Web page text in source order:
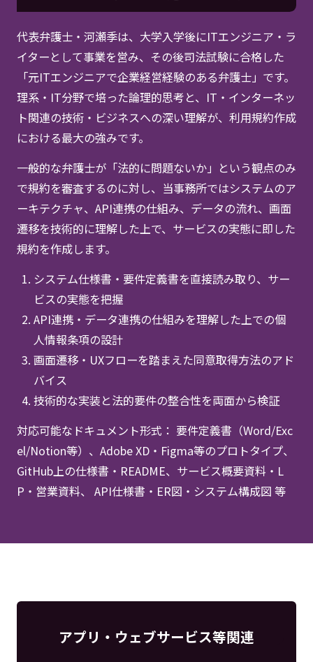
代表弁護士・河瀬季は、大学入学後にITエンジニア・ラ
イターとして事業を営み、その後司法試験に合格した
「元ITエンジニアで企業経営経験のある弁護士」です。
理系・IT分野で培った論理的思考と、IT・インターネッ
ト関連の技術・ビジネスへの深い理解が、利用規約作成
における最大の強みです。
一般的な弁護士が「法的に問題ないか」という観点のみ
で規約を審査するのに対し、当事務所ではシステムのア
ーキテクチャ、API連携の仕組み、データの流れ、画面
遷移を技術的に理解した上で、サービスの実態に即した
規約を作成します。
システム仕様書・要件定義書を直接読み取り、サー
ビスの実態を把握
API連携・データ連携の仕組みを理解した上での個
人情報条項の設計
画面遷移・UXフローを踏まえた同意取得方法のアド
バイス
技術的な実装と法的要件の整合性を両面から検証
対応可能なドキュメント形式： 要件定義書（Word/Exc
el/Notion等）、Adobe XD・Figma等のプロトタイプ、
GitHub上の仕様書・README、サービス概要資料・L
P・営業資料、 API仕様書・ER図・システム構成図 等
アプリ・ウェブサービス等関連